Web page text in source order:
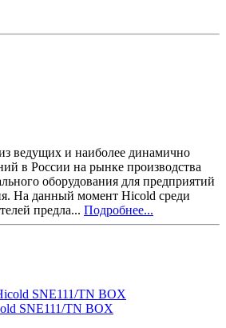
ведущих и наиболее динамично
в России на рынке производства
оборудования для предприятий
На данный момент Hicold среди
предла... Подробнее...
SNE111/TN BOX